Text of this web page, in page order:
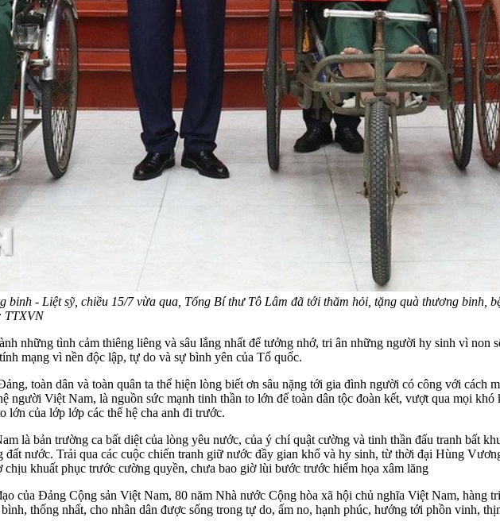
binh - Liệt sỹ, chiều 15/7 vừa qua, Tổng Bí thư Tô Lâm đã tới thăm hỏi, tặng quà thương binh,
TTXVN
những tình cảm thiêng liêng và sâu lắng nhất để tưởng nhớ, tri ân những người hy sinh vì non
mạng vì nền độc lập, tự do và sự bình yên của Tổ quốc.
toàn dân và toàn quân ta thể hiện lòng biết ơn sâu nặng tới gia đình người có công với cách
người Việt Nam, là nguồn sức mạnh tinh thần to lớn để toàn dân tộc đoàn kết, vượt qua mọi
của lớp lớp các thế hệ cha anh đi trước.
là bản trường ca bất diệt của lòng yêu nước, của ý chí quật cường và tinh thần đấu tranh bất
đất nước. Trải qua các cuộc chiến tranh giữ nước đầy gian khổ và hy sinh, từ thời đại Hùng
chịu khuất phục trước cường quyền, chưa bao giờ lùi bước trước hiểm họa xâm lăng
của Đảng Cộng sản Việt Nam, 80 năm Nhà nước Cộng hòa xã hội chủ nghĩa Việt Nam, hàng
thống nhất, cho nhân dân được sống trong tự do, ấm no, hạnh phúc, hướng tới phồn vinh,